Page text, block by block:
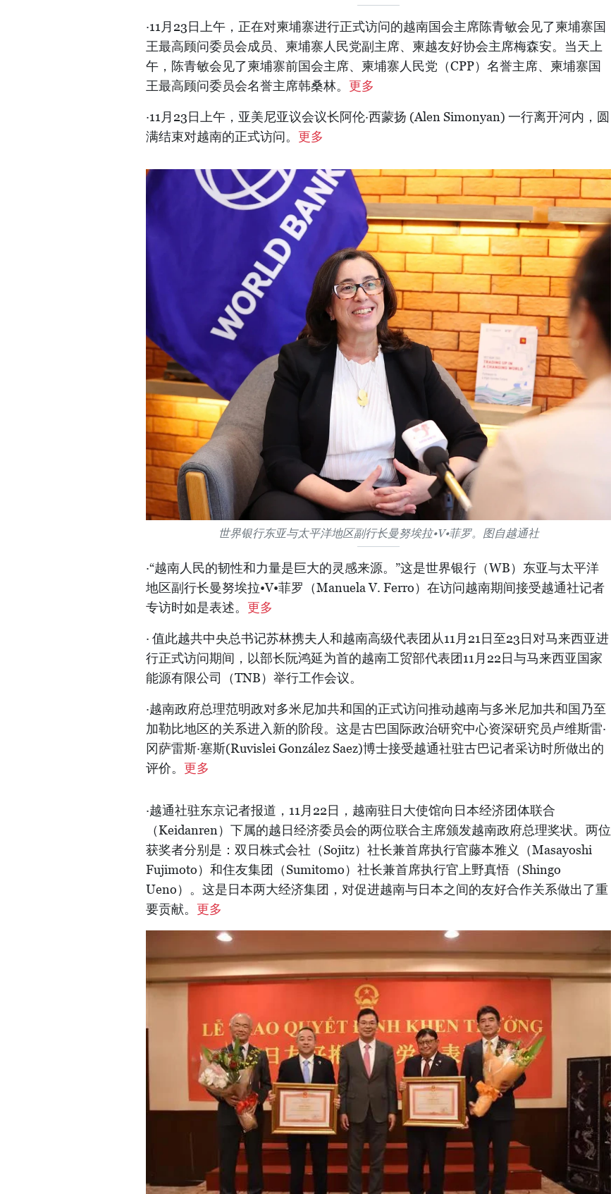
·11月23日上午，正在对柬埔寨进行正式访问的越南国会主席陈青敏会见了柬埔寨国
王最高顾问委员会成员、柬埔寨人民党副主席、柬越友好协会主席梅森安。当天上
午，陈青敏会见了柬埔寨前国会主席、柬埔寨人民党（CPP）名誉主席、柬埔寨国
王最高顾问委员会名誉主席韩桑林。 更多
·11月23日上午，亚美尼亚议会议长阿伦·西蒙扬 (Alen Simonyan) 一行离开河内，圆
满结束对越南的正式访问。 更多
世界银行东亚与太平洋地区副行长曼努埃拉•V•菲罗。图自越通社
·“越南人民的韧性和力量是巨大的灵感来源。”这是世界银行（WB）东亚与太平洋
地区副行长曼努埃拉•V•菲罗（Manuela V. Ferro）在访问越南期间接受越通社记者
专访时如是表述。 更多
· 值此越共中央总书记苏林携夫人和越南高级代表团从11月21日至23日对马来西亚进
行正式访问期间，以部长阮鸿延为首的越南工贸部代表团11月22日与马来西亚国家
能源有限公司（TNB）举行工作会议。
·越南政府总理范明政对多米尼加共和国的正式访问推动越南与多米尼加共和国乃至
加勒比地区的关系进入新的阶段。这是古巴国际政治研究中心资深研究员卢维斯雷·
冈萨雷斯·塞斯(Ruvislei González Saez)博士接受越通社驻古巴记者采访时所做出的
评价。 更多
·越通社驻东京记者报道，11月22日，越南驻日大使馆向日本经济团体联合
（Keidanren）下属的越日经济委员会的两位联合主席颁发越南政府总理奖状。两位
获奖者分别是：双日株式会社（Sojitz）社长兼首席执行官藤本雅义（Masayoshi
Fujimoto）和住友集团（Sumitomo）社长兼首席执行官上野真悟（Shingo
Ueno）。这是日本两大经济集团，对促进越南与日本之间的友好合作关系做出了重
要贡献。 更多